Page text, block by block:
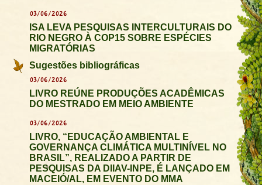
03/06/2026
ISA LEVA PESQUISAS INTERCULTURAIS DO
RIO NEGRO À COP15 SOBRE ESPÉCIES
MIGRATÓRIAS
Sugestões bibliográficas
03/06/2026
LIVRO REÚNE PRODUÇÕES ACADÊMICAS
DO MESTRADO EM MEIO AMBIENTE
03/06/2026
LIVRO, “EDUCAÇÃO AMBIENTAL E
GOVERNANÇA CLIMÁTICA MULTINÍVEL NO
BRASIL”, REALIZADO A PARTIR DE
PESQUISAS DA DIIAV-INPE, É LANÇADO EM
MACEIÓ/AL, EM EVENTO DO MMA